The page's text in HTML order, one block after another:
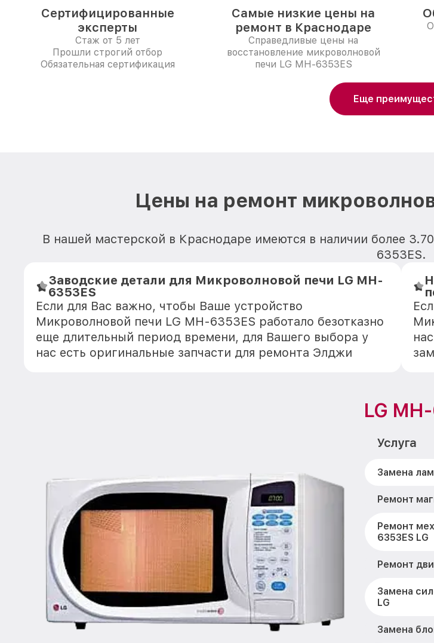
Сертифицированные
эксперты
Стаж от 5 лет
Прошли строгий отбор
Обязательная сертификация
Самые низкие цены на
ремонт в Краснодаре
Справедливые цены на
восстановление микроволновой
печи LG MH-6353ES
Еще
Цены на ремонт
В нашей мастерской в Краснодаре имеются в наличии более
6353ES.
Заводские детали для Микроволновой печи LG MH-
6353ES
Если для Вас важно, чтобы Ваше устройство
Микроволновой печи LG MH-6353ES работало безотказно
еще длительный период времени, для Вашего выбора у
нас есть оригинальные запчасти для ремонта Элджи
LG
Услуга
Замена
Ремонт
Ремонт
6353ES LG
Ремонт
Замена
LG
Замена